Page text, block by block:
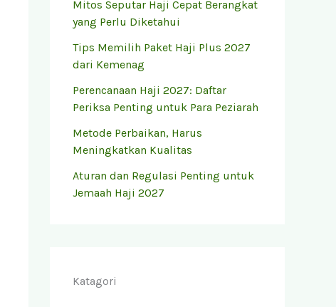
Mitos Seputar Haji Cepat Berangkat
yang Perlu Diketahui
Tips Memilih Paket Haji Plus 2027
dari Kemenag
Perencanaan Haji 2027: Daftar
Periksa Penting untuk Para Peziarah
Metode Perbaikan, Harus
Meningkatkan Kualitas
Aturan dan Regulasi Penting untuk
Jemaah Haji 2027
Katagori